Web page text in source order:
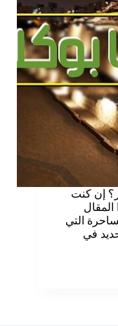
إن كنت
المقال
التي
في